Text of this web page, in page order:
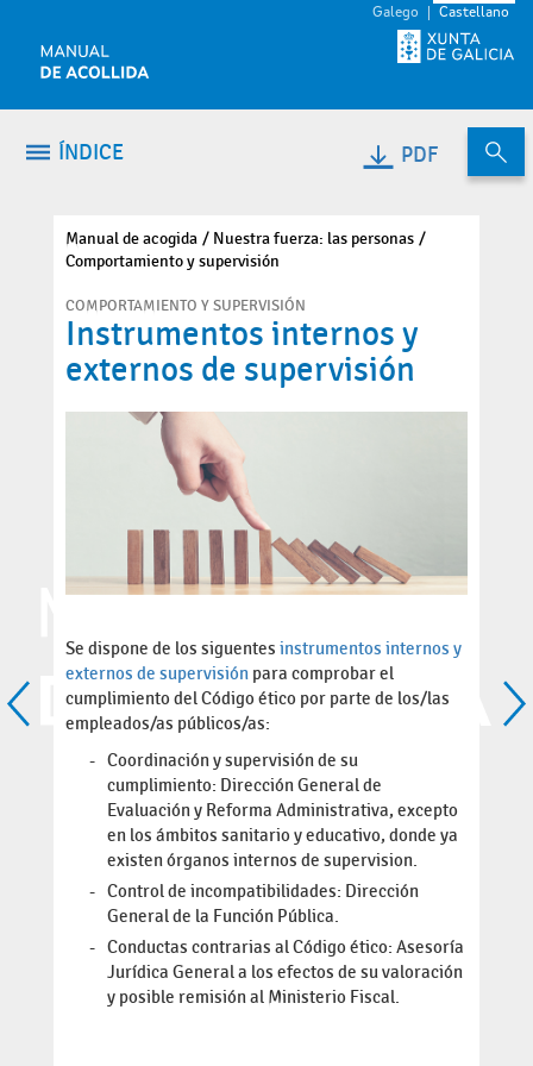
Galego Castellano
ÍNDICE PDF
Manual de acogida
Nuestra fuerza: las personas
Comportamiento y supervisión
COMPORTAMIENTO Y SUPERVISIÓN
Instrumentos internos y
externos de supervisión
Se dispone de los siguentes instrumentos internos y
externos de supervisiónpara comprobar el
cumplimiento del Código ético por parte de los/las
empleados/as públicos/as:
Coordinación y supervisión de su
cumplimiento: Dirección General de
Evaluación y Reforma Administrativa, excepto
en los ámbitos sanitario y educativo, donde ya
existen órganos internos de supervision.
Control de incompatibilidades: Dirección
General de la Función Pública.
Conductas contrarias al Código ético: Asesoría
Jurídica General a los efectos de su valoración
y posible remisión al Ministerio Fiscal.